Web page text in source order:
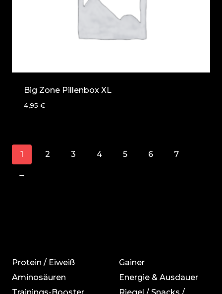
Big Zone Pillenbox XL
4,95 €
1 2 3 4 5 6 7
→
Protein / Eiweiß
Aminosäuren
Trainings-Booster
Gainer
Energie & Ausdauer
Riegel / Snacks /